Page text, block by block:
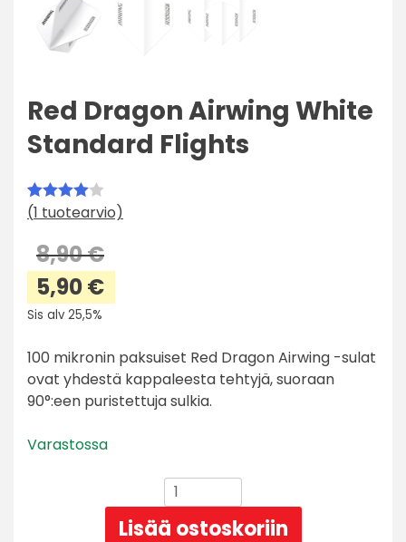
Red Dragon Airwing White
Standard Flights
Arvio
5:stä
perustuen
1
asiakkaan
arvotukseen.
(1 tuotearvio)
8,90€
Alkuperäinen
hinta
oli:
5,90€
Nykyinen
on:
5,90 €.
Sis alv 25,5%
100 mikronin paksuiset Red Dragon Airwing -sulat
ovat yhdestä kappaleesta tehtyjä, suoraan
90°:een puristettuja sulkia.
Varastossa
Dragon
Airwing
Lisää ostoskoriin